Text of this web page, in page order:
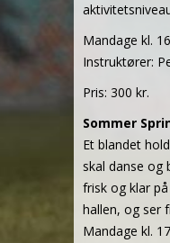
Mandage kl.
Instruktører:
Pris: 300 kr.
Sommer
Et blandet
skal danse og
frisk og klar
hallen, og ser
Mandage kl.